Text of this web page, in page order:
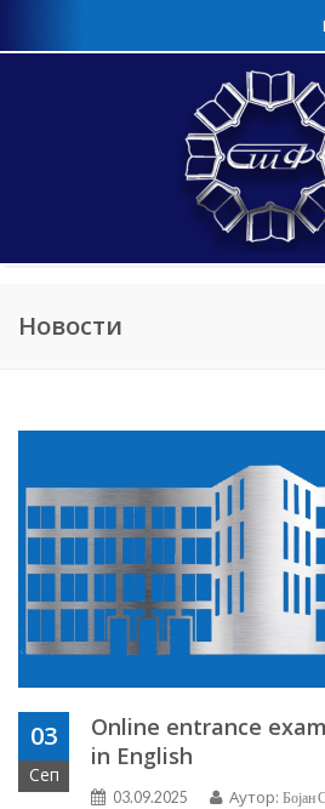
Новости
03
Сеп
Online entrance
in English
03.09.2025 Аутор: Бојан